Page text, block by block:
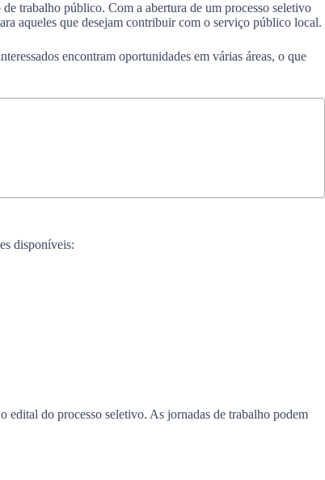
trabalho público. Com a abertura de um processo seletivo
aqueles que desejam contribuir com o serviço público local.
encontram oportunidades em várias áreas, o que
disponíveis:
edital do processo seletivo. As jornadas de trabalho podem